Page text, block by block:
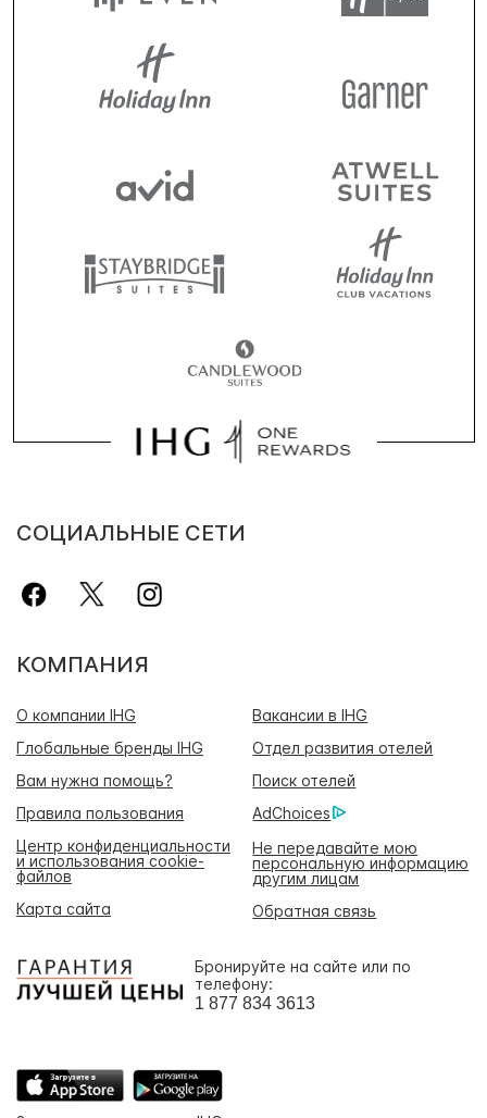
СОЦИАЛЬНЫЕ СЕТИ
КОМПАНИЯ
О компании IHG
Вакансии в IHG
Глобальные бренды IHG
Отдел развития отелей
Вам нужна помощь?
Поиск отелей
Правила пользования
AdChoices
Центр конфиденциальности
и использования cookie-
файлов
Не передавайте мою
персональную информацию
другим лицам
Карта сайта
Обратная связь
Бронируйте на сайте или по
телефону:
1 877 834 3613